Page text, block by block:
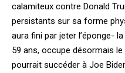
calamiteux contre Donald
persistants sur sa forme
aura fini par jeter l’éponge-
59 ans, occupe désormais
pourrait succéder à Joe